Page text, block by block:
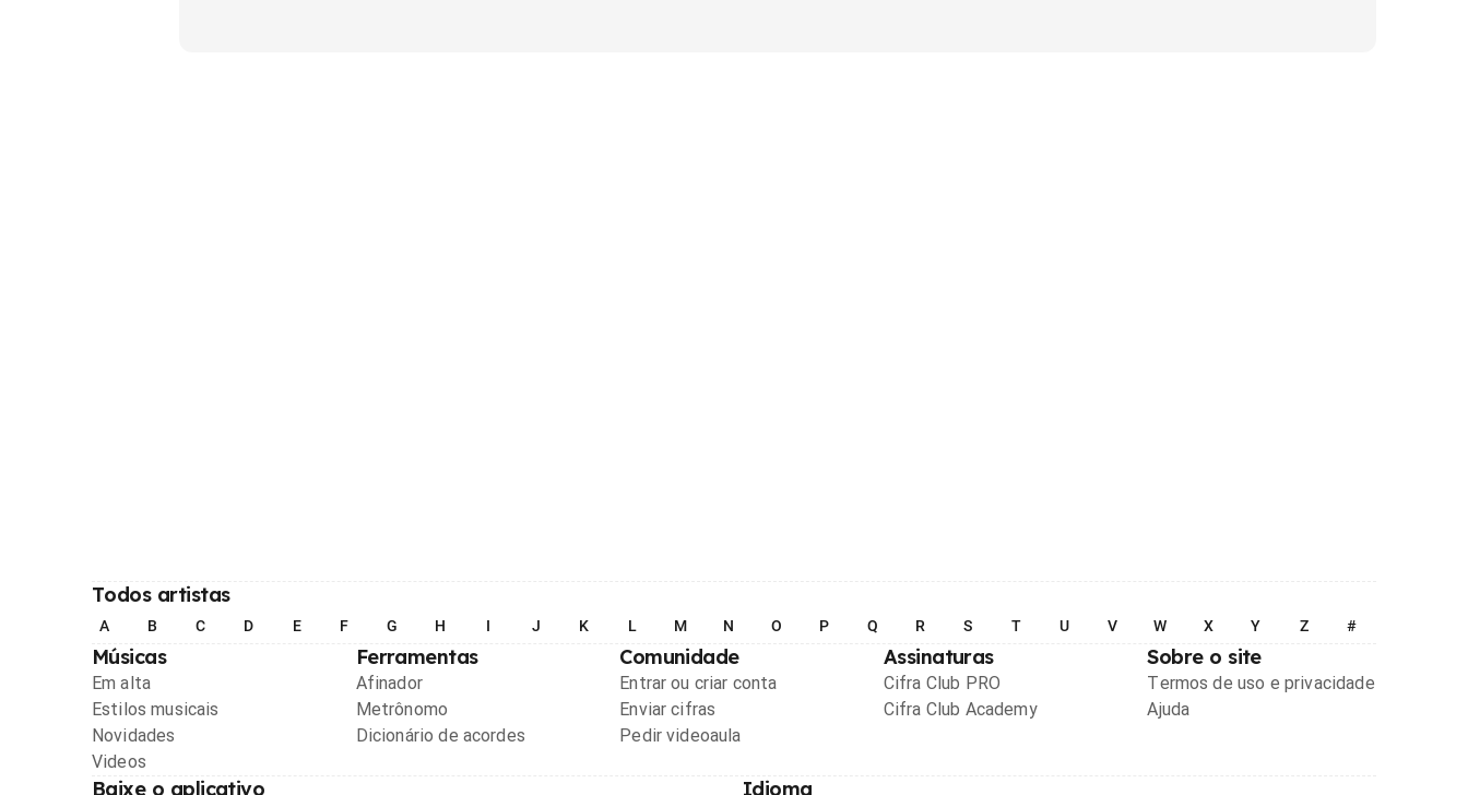
Todos artistas
A B C D E F G H I J K L M N O P Q R S T U V W X Y Z #
Músicas
Em alta
Estilos musicais
Novidades
Videos
Ferramentas
Afinador
Metrônomo
Dicionário de acordes
Comunidade
Entrar ou criar conta
Enviar cifras
Pedir videoaula
Assinaturas
Cifra Club PRO
Cifra Club Academy
Sobre o site
Termos de uso e privacidade
Ajuda
Baixe o aplicativo Idioma